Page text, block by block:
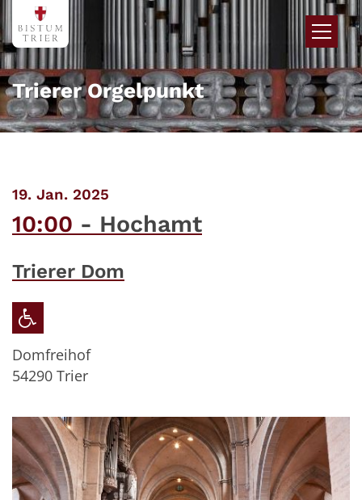
Zum Inhalt springen
Trierer Orgelpunkt
19. Jan. 2025
10:00 Hochamt
Trierer Dom
Domfreihof
54290 Trier